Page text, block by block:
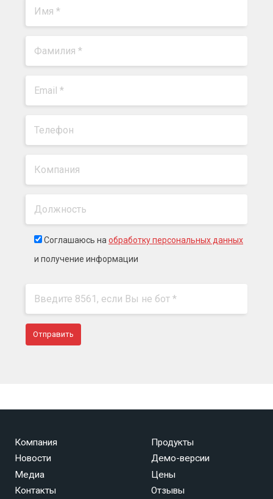
Соглашаюсь на обработку персональных данных
и получение информации
Компания
Новости
Медиа
Контакты
Продукты
Демо-версии
Цены
Отзывы